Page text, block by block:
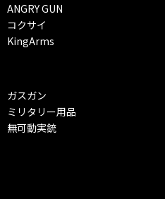
ANGRY GUN
コクサイ
KingArms
ガスガン
ミリタリー用品
無可動実銃